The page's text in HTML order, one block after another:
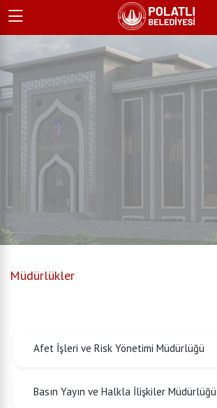
Müdürlükler
Afet İşleri ve Risk Yönetimi Müdürlüğü
Basın Yayın ve Halkla İlişkiler Müdürlüğü